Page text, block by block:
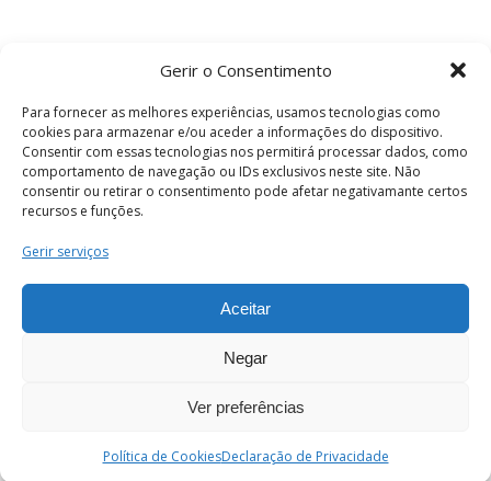
Gerir o Consentimento
Para fornecer as melhores experiências, usamos tecnologias como
cookies para armazenar e/ou aceder a informações do dispositivo.
Consentir com essas tecnologias nos permitirá processar dados, como
comportamento de navegação ou IDs exclusivos neste site. Não
consentir ou retirar o consentimento pode afetar negativamante certos
recursos e funções.
Gerir serviços
Aceitar
Negar
Ver preferências
Política de CookiesDeclaração de Privacidade
Termos e Condições
os direitos reservados.